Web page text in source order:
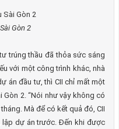
Gòn 2
trúng thầu đã thỏa sức sáng
với một công trình khác, nhà
án đầu tư, thì CII chỉ mất một
2. “Nói như vậy không có
Mà để có kết quả đó, CII
dự án trước. Đến khi được